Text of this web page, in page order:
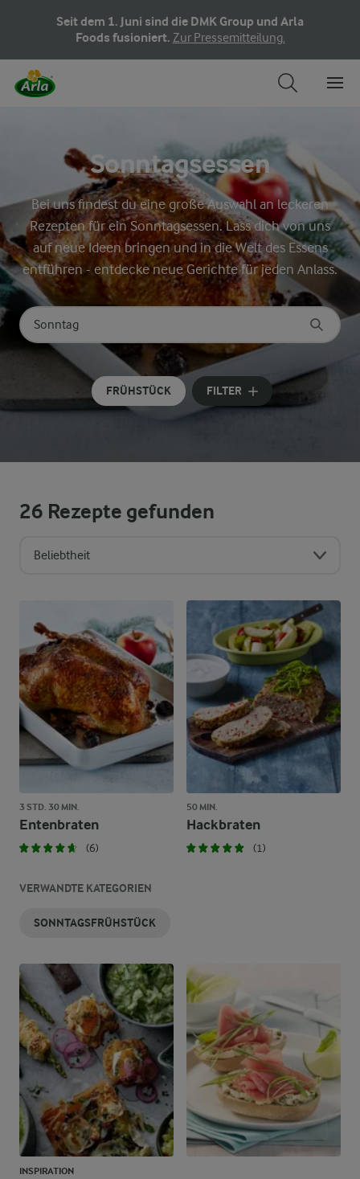
Seit dem 1. Juni sind die DMK Group und Arla
Foods fusioniert. Zur Pressemitteilung.
Sonntagsessen
Bei uns findest du eine große Auswahl an leckeren
Rezepten für ein Sonntagsessen. Lass dich von uns
auf neue Ideen bringen und in die Welt des Essens
entführen - entdecke neue Gerichte für jeden Anlass.
Nach Kategorie suchen
Geben Sie Suchbegriffe ein
FRÜHSTÜCK FILTER
26 Rezepte gefunden
Beliebtheit
3 STD. 30 MIN.
Entenbraten
(6)
50 MIN.
Hackbraten
(1)
VERWANDTE KATEGORIEN
SONNTAGSFRÜHSTÜCK
INSPIRATION